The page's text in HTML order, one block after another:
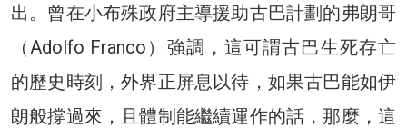
出。曾在小布殊政府主導援助古巴計劃的弗朗哥
（Adolfo Franco）強調，這可謂古巴生死存亡
的歷史時刻，外界正屏息以待，如果古巴能如伊
朗般撐過來，且體制能繼續運作的話，那麼，這